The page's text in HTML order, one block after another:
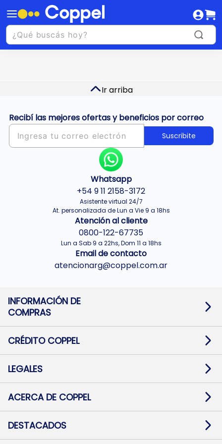
Ir arriba
Recibí las mejores ofertas y beneficios por correo
Suscribite
Whatsapp
+54 9 11 2158-3172
Asistente virtual 24/7
At. personalizada de Lun a Vie 9 a 18hs
Atención al cliente
0800-122-67735
Lun a Sab 9 a 22hs, Dom 11 a 18hs
Email de contacto
atencionarg@coppel.com.ar
INFORMACIÓN DE
COMPRAS
Términos y condiciones
Botón de arrepentimiento
Mapa de sitio
CRÉDITO COPPEL
Solicitar Crédito
Medios de Pago
Pago Fácil Online
LEGALES
Baja contratos
Defensa al consumidor CABA
ACERCA DE COPPEL
Trabajá con Nosotros
Preguntas Frecuentes
DESTACADOS